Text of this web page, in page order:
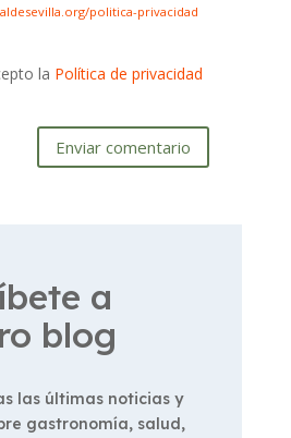
politica-privacidad
la Política de privacidad
Enviar comentario
a
blog
las últimas noticias y
gastronomía, salud,